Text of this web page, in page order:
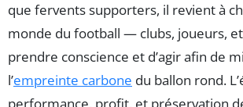
que fervents supporters, il revient à
monde du football — clubs, joueurs,
prendre conscience et d’agir afin de
l’empreinte carbone du ballon rond.